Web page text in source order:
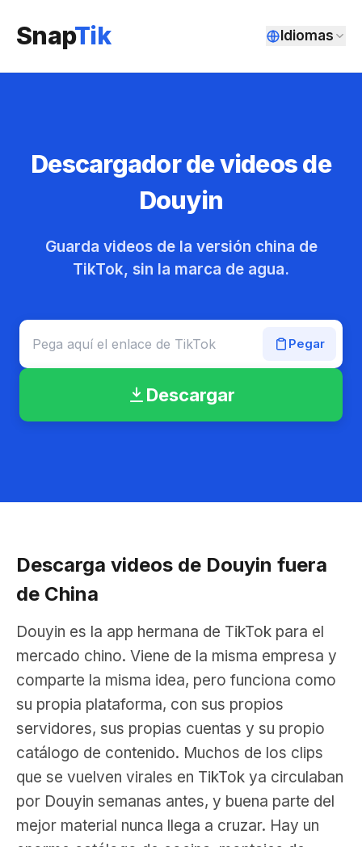
SnapTik Idiomas
Descargador de videos de
Douyin
Guarda videos de la versión china de
TikTok, sin la marca de agua.
Pegar
Descargar
Descarga videos de Douyin fuera
de China
Douyin es la app hermana de TikTok para el
mercado chino. Viene de la misma empresa y
comparte la misma idea, pero funciona como
su propia plataforma, con sus propios
servidores, sus propias cuentas y su propio
catálogo de contenido. Muchos de los clips
que se vuelven virales en TikTok ya circulaban
por Douyin semanas antes, y buena parte del
mejor material nunca llega a cruzar. Hay un